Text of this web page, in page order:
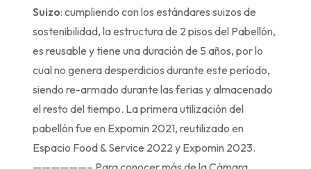
Suizo: cumpliendo con los estándares suizos de
sostenibilidad, la estructura de 2 pisos del Pabellón,
es reusable y tiene una duración de 5 años, por lo
cual no genera desperdicios durante este período,
siendo re-armado durante las ferias y almacenado
el resto del tiempo. La primera utilización del
pabellón fue en Expomin 2021, reutilizado en
Espacio Food & Service 2022 y Expomin 2023.